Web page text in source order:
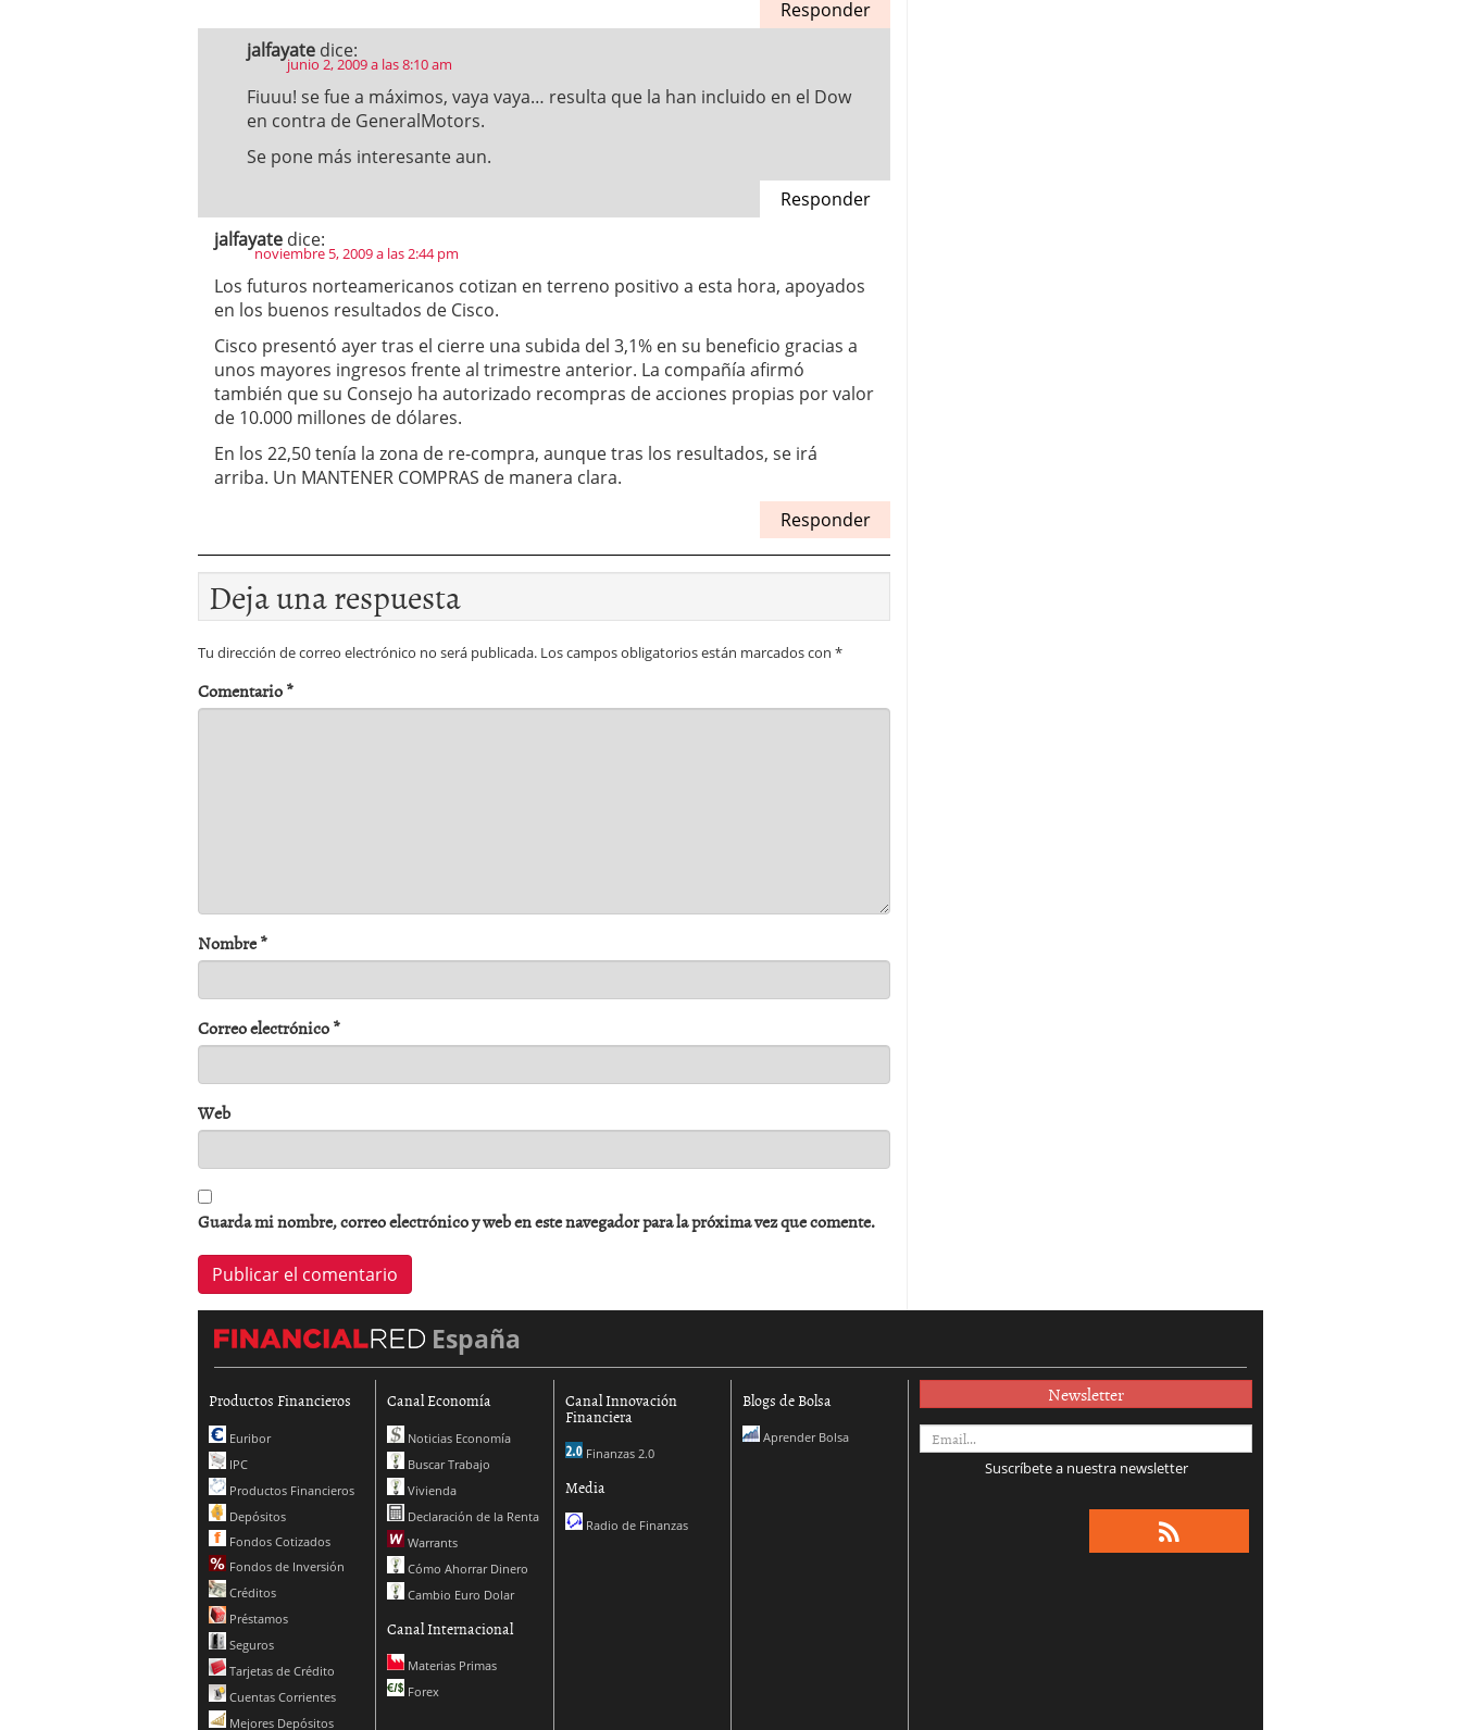
Responder
jalfayate dice:
junio 2, 2009 a las 8:10 am
Fiuuu! se fue a máximos, vaya vaya… resulta que la han incluido en el Dow
en contra de GeneralMotors.
Se pone más interesante aun.
Responder
jalfayate dice:
noviembre 5, 2009 a las 2:44 pm
Los futuros norteamericanos cotizan en terreno positivo a esta hora, apoyados
en los buenos resultados de Cisco.
Cisco presentó ayer tras el cierre una subida del 3,1% en su beneficio gracias a
unos mayores ingresos frente al trimestre anterior. La compañía afirmó
también que su Consejo ha autorizado recompras de acciones propias por valor
de 10.000 millones de dólares.
En los 22,50 tenía la zona de re-compra, aunque tras los resultados, se irá
arriba. Un MANTENER COMPRAS de manera clara.
Responder
Deja una respuesta
Tu dirección de correo electrónico no será publicada. Los campos obligatorios están marcados con *
Comentario*
Nombre*
Correo electrónico*
Web
Guarda mi nombre, correo electrónico y web en este navegador para la próxima vez que comente.
España
Productos Financieros
Euribor
IPC
Productos Financieros
Depósitos
Fondos Cotizados
Fondos de Inversión
Créditos
Préstamos
Seguros
Tarjetas de Crédito
Cuentas Corrientes
Mejores Depósitos
Canal Economía
Noticias Economía
Buscar Trabajo
Vivienda
Declaración de la Renta
Warrants
Cómo Ahorrar Dinero
Cambio Euro Dolar
Canal Internacional
Materias Primas
Forex
Canal Innovación
Financiera
Finanzas 2.0
Media
Radio de Finanzas
Blogs de Bolsa
Aprender Bolsa
Newsletter
Suscríbete a nuestra newsletter